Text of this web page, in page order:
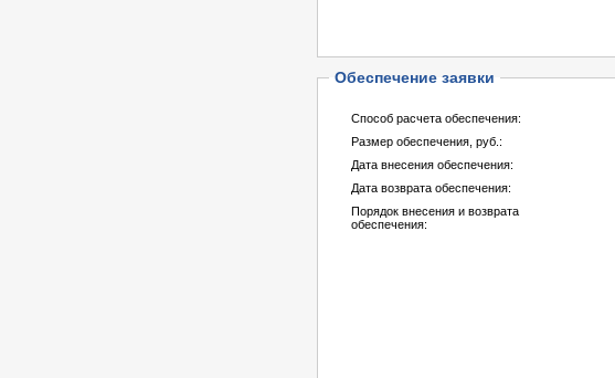
Обеспечение заявки
Способ расчета обеспечения:
Размер обеспечения, руб.:
Дата внесения обеспечения:
Дата возврата обеспечения:
Порядок внесения и возврата
обеспечения: